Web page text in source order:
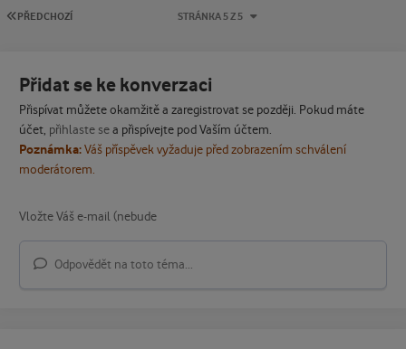
PRVNÍ STRÁNKA
PŘEDCHOZÍ STRÁNKA 5 Z 5
Přidat se ke konverzaci
Přispívat můžete okamžitě a zaregistrovat se později. Pokud máte
účet, přihlaste sea přispívejte pod Vaším účtem.
Poznámka:Váš příspěvek vyžaduje před zobrazením schválení
moderátorem.
Odpovědět na toto téma...